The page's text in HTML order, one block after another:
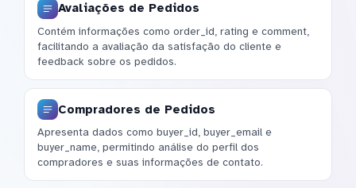
Avaliações de Pedidos
Contém informações como order_id, rating e comment,
facilitando a avaliação da satisfação do cliente e
feedback sobre os pedidos.
Compradores de Pedidos
Apresenta dados como buyer_id, buyer_email e
buyer_name, permitindo análise do perfil dos
compradores e suas informações de contato.